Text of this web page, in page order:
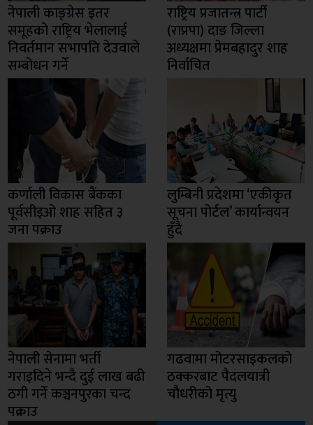
नेपाली काङ्ग्रेस इतर
समूहको राष्ट्रिय भेलालाई
निवर्तमान सभापति देउवाले
सम्बोधन गर्ने
राष्ट्रिय प्रजातन्त्र पार्टी
(राप्रपा) दाङ जिल्ला
अध्यक्षमा प्रेमबहादुर शाह
निर्वाचित
कर्णाली विकास बैंकका
पूर्वसीइओ शाह सहित ३
जना पक्राउ
लुम्बिनी प्रदेशमा ‘एकीकृत
सूचना पोर्टल’ कार्यान्वयन
हुँदै
नेपाली सेनामा भर्ती
गराइदिने भन्दै दुई लाख बढी
ठगी गर्ने कञ्चनपुरका चन्द
पक्राउ
गढवामा मोटरसाइकलको
ठक्करबाट पैदलयात्री
चौधरीको मृत्यु